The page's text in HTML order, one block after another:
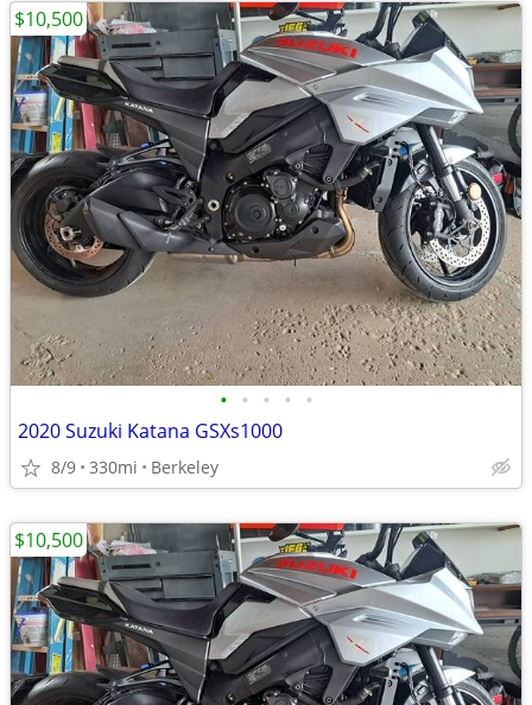
• • • • •
2020 Suzuki Katana GSXs1000
8/9 330mi Berkeley
$10,500
$10,500